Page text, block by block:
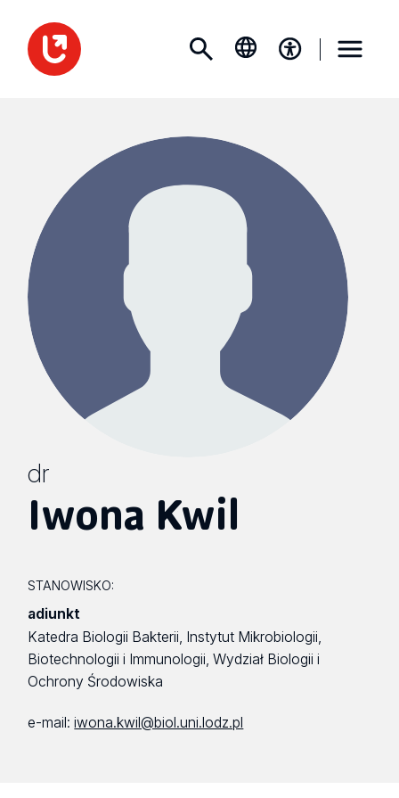
dr
Iwona Kwil
STANOWISKO:
adiunkt
Katedra Biologii Bakterii, Instytut Mikrobiologii,
Biotechnologii i Immunologii, Wydział Biologii i
Ochrony Środowiska
e-mail:iwona.kwil@biol.uni.lodz.pl